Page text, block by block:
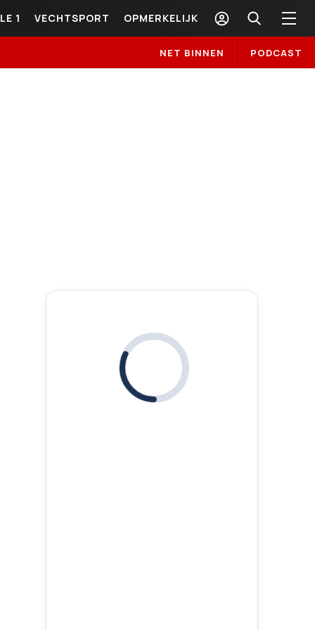
1 VECHTSPORT OPMERKELIJK
NET BINNEN PODCAST